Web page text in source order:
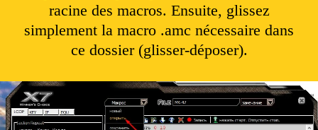
racine des macros. Ensuite, glissez
simplement la macro .amc nécessaire dans
ce dossier (glisser-déposer).